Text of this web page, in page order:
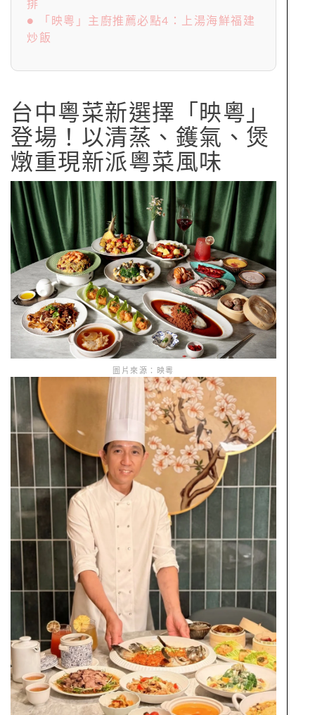
排
● 「映粵」主廚推薦必點4：上湯海鮮福建
炒飯
台中粵菜新選擇「映粵」
登場！以清蒸、鑊氣、煲
燉重現新派粵菜風味
圖片來源：映粵